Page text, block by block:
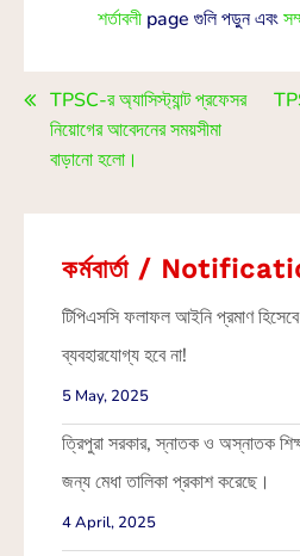
শর্তাবলীpage গুলি পড়ুন এবং
TPSC-র অ্যাসিস্ট্যান্ট প্রফেসর
নিয়োগের আবেদনের সময়সীমা
বাড়ানো হলো।
কর্মবার্তা /
টিপিএসসি ফলাফল আইনি প্রমাণ হিসেবে
ব্যবহারযোগ্য হবে না!
5 May, 2025
ত্রিপুরা সরকার, স্নাতক ও অস্নাতক
জন্য মেধা তালিকা প্রকাশ করেছে।
4 April, 2025